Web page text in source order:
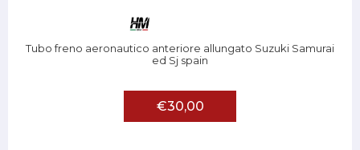
Tubo freno aeronautico anteriore allungato Suzuki Samurai
ed Sj spain
€30,00